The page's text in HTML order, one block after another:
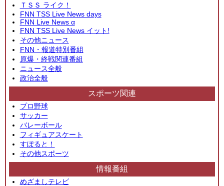
ＴＳＳ ライク！
FNN TSS Live News days
FNN Live News α
FNN TSS Live News イット!
その他ニュース
FNN・報道特別番組
原爆・終戦関連番組
ニュース全般
政治全般
スポーツ関連
プロ野球
サッカー
バレーボール
フィギュアスケート
すぽると！
その他スポーツ
情報番組
めざましテレビ